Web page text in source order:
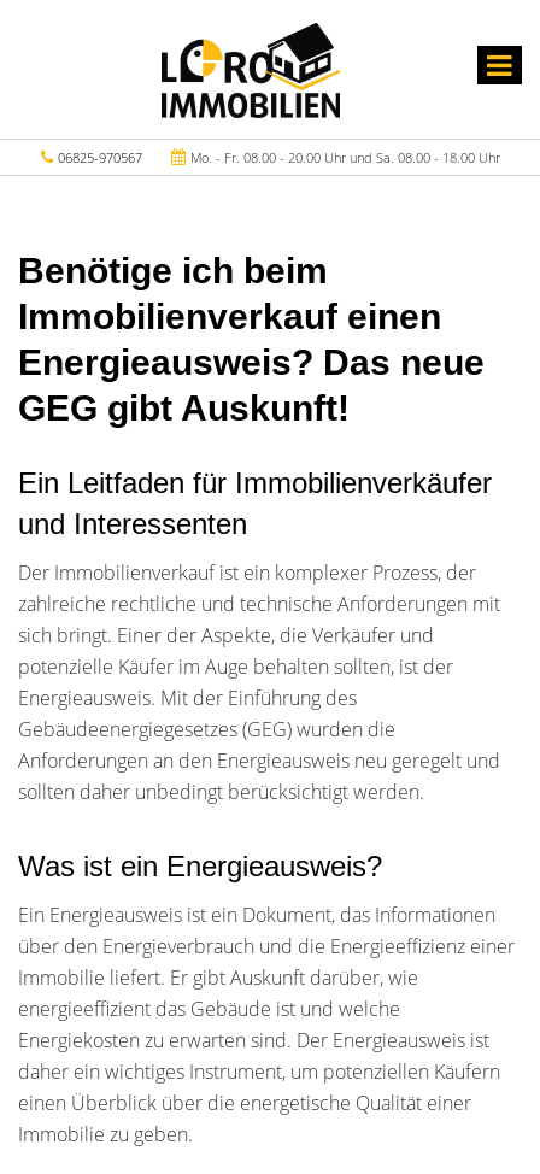
06825-970567 Mo. - Fr. 08.00 - 20.00 Uhr und Sa. 08.00 - 18.00 Uhr
Benötige ich beim
Immobilienverkauf einen
Energieausweis? Das neue
GEG gibt Auskunft!
Ein Leitfaden für Immobilienverkäufer
und Interessenten
Der Immobilienverkauf ist ein komplexer Prozess, der
zahlreiche rechtliche und technische Anforderungen mit
sich bringt. Einer der Aspekte, die Verkäufer und
potenzielle Käufer im Auge behalten sollten, ist der
Energieausweis. Mit der Einführung des
Gebäudeenergiegesetzes (GEG) wurden die
Anforderungen an den Energieausweis neu geregelt und
sollten daher unbedingt berücksichtigt werden.
Was ist ein Energieausweis?
Ein Energieausweis ist ein Dokument, das Informationen
über den Energieverbrauch und die Energieeffizienz einer
Immobilie liefert. Er gibt Auskunft darüber, wie
energieeffizient das Gebäude ist und welche
Energiekosten zu erwarten sind. Der Energieausweis ist
daher ein wichtiges Instrument, um potenziellen Käufern
einen Überblick über die energetische Qualität einer
Immobilie zu geben.